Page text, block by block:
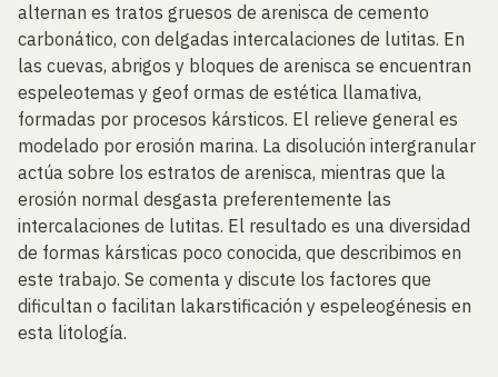
alternan es tratos gruesos de arenisca de cemento
carbonático, con delgadas intercalaciones de lutitas. En
las cuevas, abrigos y bloques de arenisca se encuentran
espeleotemas y geof ormas de estética llamativa,
formadas por procesos kársticos. El relieve general es
modelado por erosión marina. La disolución intergranular
actúa sobre los estratos de arenisca, mientras que la
erosión normal desgasta preferentemente las
intercalaciones de lutitas. El resultado es una diversidad
de formas kársticas poco conocida, que describimos en
este trabajo. Se comenta y discute los factores que
dificultan o facilitan lakarstificación y espeleogénesis en
esta litología.